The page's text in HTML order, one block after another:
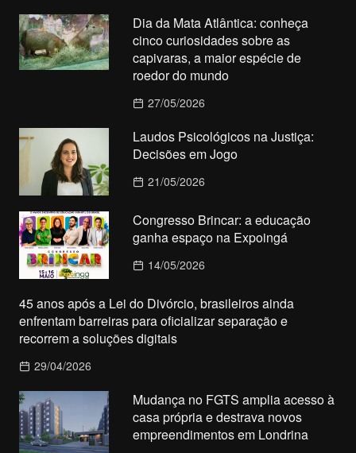
Dia da Mata Atlântica: conheça
cinco curiosidades sobre as
capivaras, a maior espécie de
roedor do mundo
27/05/2026
Laudos Psicológicos na Justiça:
Decisões em Jogo
21/05/2026
Congresso Brincar: a educação
ganha espaço na Expoingá
14/05/2026
45 anos após a Lei do Divórcio, brasileiros ainda
enfrentam barreiras para oficializar separação e
recorrem a soluções digitais
29/04/2026
Mudança no FGTS amplia acesso à
casa própria e destrava novos
empreendimentos em Londrina